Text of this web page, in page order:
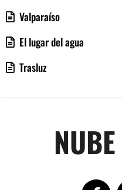
Valparaíso
El lugar del agua
Trasluz